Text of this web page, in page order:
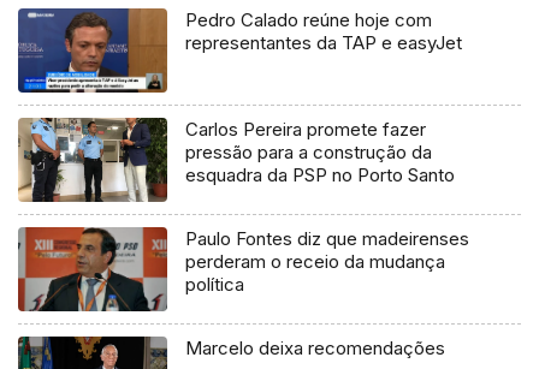
Pedro Calado reúne hoje com
representantes da TAP e easyJet
Carlos Pereira promete fazer
pressão para a construção da
esquadra da PSP no Porto Santo
Paulo Fontes diz que madeirenses
perderam o receio da mudança
política
Marcelo deixa recomendações